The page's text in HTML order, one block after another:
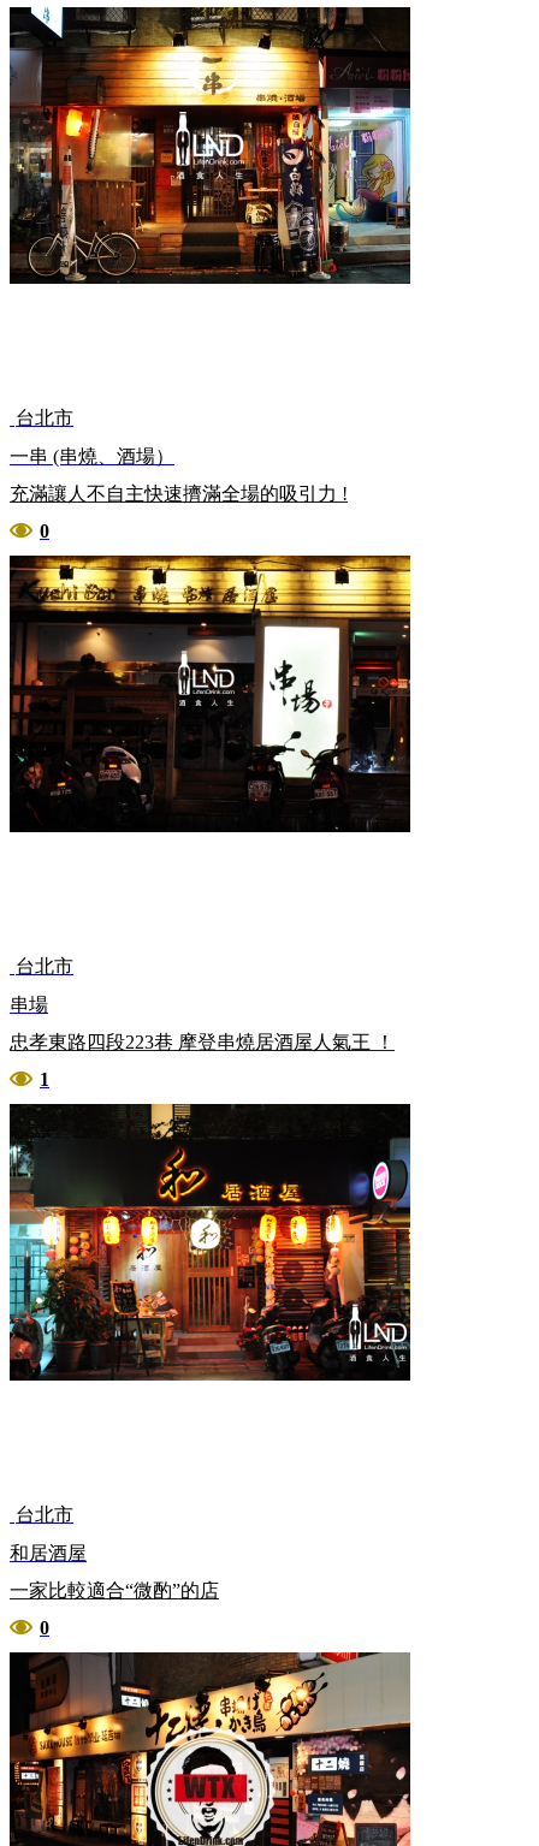
台北市
一串 (串燒、酒場）
充滿讓人不自主快速擠滿全場的吸引力 !
0
台北市
串場
忠孝東路四段223巷 摩登串燒居酒屋人氣王 ！
1
台北市
和居酒屋
一家比較適合“微酌”的店
0